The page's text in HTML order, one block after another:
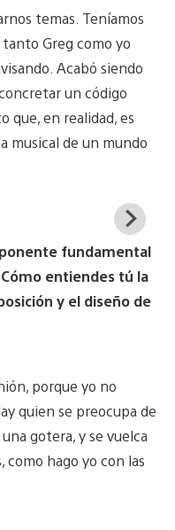
temas. Teníamos
Greg como yo
Acabó siendo
un código
que, en realidad, es
musical de un mundo
fundamental
entiendes tú la
y el diseño de
porque yo no
quien se preocupa de
gotera, y se vuelca
como hago yo con las